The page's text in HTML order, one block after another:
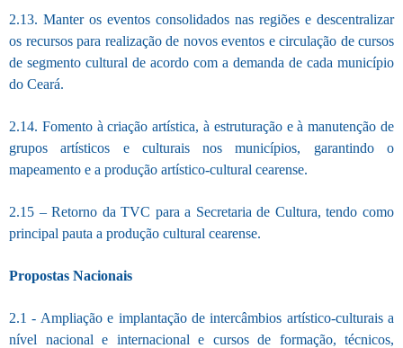
2.13. Manter os eventos consolidados nas regiões e descentralizar
os recursos para realização de novos eventos e circulação de cursos
de segmento cultural de acordo com a demanda de cada município
do Ceará.
2.14. Fomento à criação artística, à estruturação e à manutenção de
grupos artísticos e culturais nos municípios, garantindo o
mapeamento e a produção artístico-cultural cearense.
2.15 – Retorno da TVC para a Secretaria de Cultura, tendo como
principal pauta a produção cultural cearense.
Propostas Nacionais
2.1 - Ampliação e implantação de intercâmbios artístico-culturais a
nível nacional e internacional e cursos de formação, técnicos,